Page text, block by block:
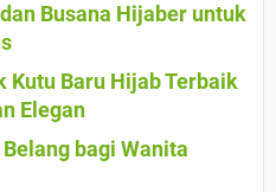
Busana Hijaber untuk
Kutu Baru Hijab Terbaik
Elegan
bagi Wanita